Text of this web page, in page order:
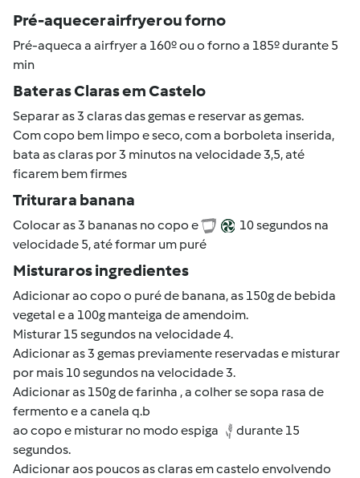
Pré-aquecer airfryer ou forno
Pré-aqueca a airfryer a 160º ou o forno a 185º durante 5
min
Bater as Claras em Castelo
Separar as 3 claras das gemas e reservar as gemas.
Com copo bem limpo e seco, com a borboleta inserida,
bata as claras por 3 minutos na velocidade 3,5, até
ficarem bem firmes
Triturar a banana
Colocar as 3 bananas no copo e
10 segundos na
velocidade 5, até formar um puré
Misturar os ingredientes
Adicionar ao copo o puré de banana, as 150g de bebida
vegetal e a 100g manteiga de amendoim.
Misturar 15 segundos na velocidade 4.
Adicionar as 3 gemas previamente reservadas e misturar
por mais 10 segundos na velocidade 3.
Adicionar as 150g de farinha , a colher se sopa rasa de
fermento e a canela q.b
ao copo e misturar no modo espiga
durante 15
segundos.
Adicionar aos poucos as claras em castelo envolvendo